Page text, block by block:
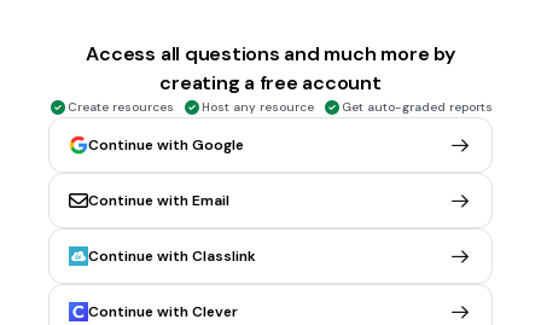
ja sam, to mój wybór
moje zakończone życie ziemskie
Bóg
inni ludzie
MULTIPLE CHOICE QUESTION 30 sec • 1 pt
Po śmierci mogę osiągnąć:
Access all questions and much more by
creating a free account
Create resources Host any resource Get auto-graded reports
Continue with Google
Continue with Email
Continue with Classlink
Continue with Clever